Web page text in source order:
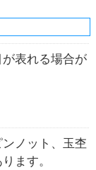
表れる場合が
ノット、玉杢
ます。